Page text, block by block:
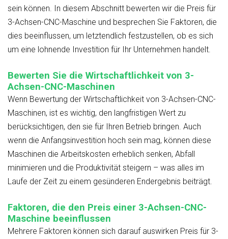
sein können. In diesem Abschnitt bewerten wir die Preis für
3-Achsen-CNC-Maschine und besprechen Sie Faktoren, die
dies beeinflussen, um letztendlich festzustellen, ob es sich
um eine lohnende Investition für Ihr Unternehmen handelt.
Bewerten Sie die Wirtschaftlichkeit von 3-
Achsen-CNC-Maschinen
Wenn Bewertung der Wirtschaftlichkeit von 3-Achsen-CNC-
Maschinen, ist es wichtig, den langfristigen Wert zu
berücksichtigen, den sie für Ihren Betrieb bringen. Auch
wenn die Anfangsinvestition hoch sein mag, können diese
Maschinen die Arbeitskosten erheblich senken, Abfall
minimieren und die Produktivität steigern – was alles im
Laufe der Zeit zu einem gesünderen Endergebnis beiträgt.
Faktoren, die den Preis einer 3-Achsen-CNC-
Maschine beeinflussen
Mehrere Faktoren können sich darauf auswirken Preis für 3-